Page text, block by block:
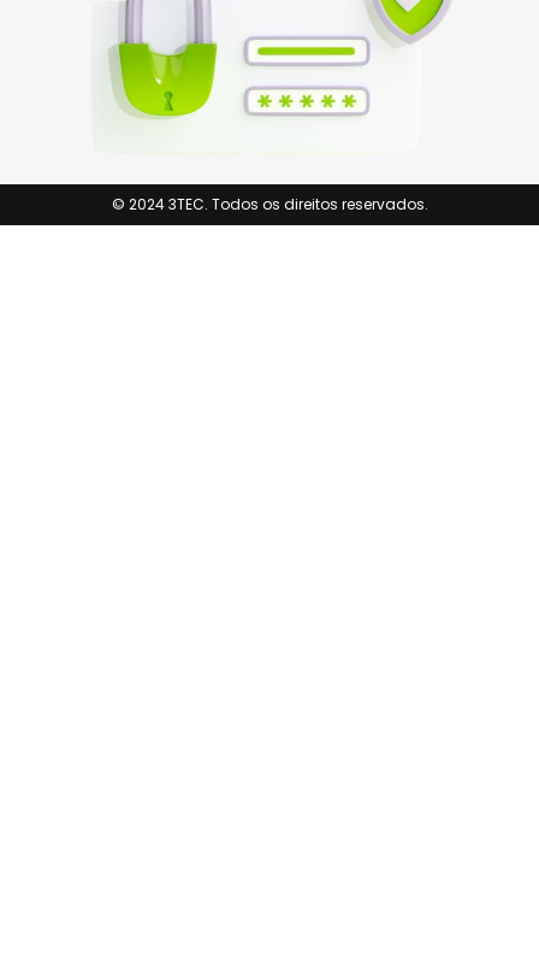
© 2024 3TEC. Todos os direitos reservados.